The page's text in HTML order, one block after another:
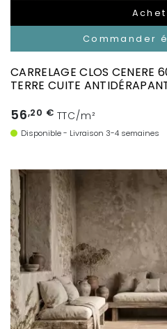
Commander
CARRELAGE CLOS CENERE
TERRE CUITE
56,20 € TTC/m²
Disponible - Livraison 3-4 semaines